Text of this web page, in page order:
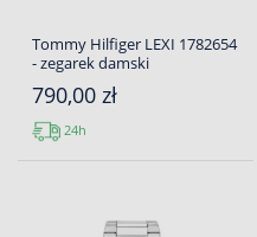
Tommy Hilfiger LEXI 1782654
- zegarek damski
790,00 zł
24h